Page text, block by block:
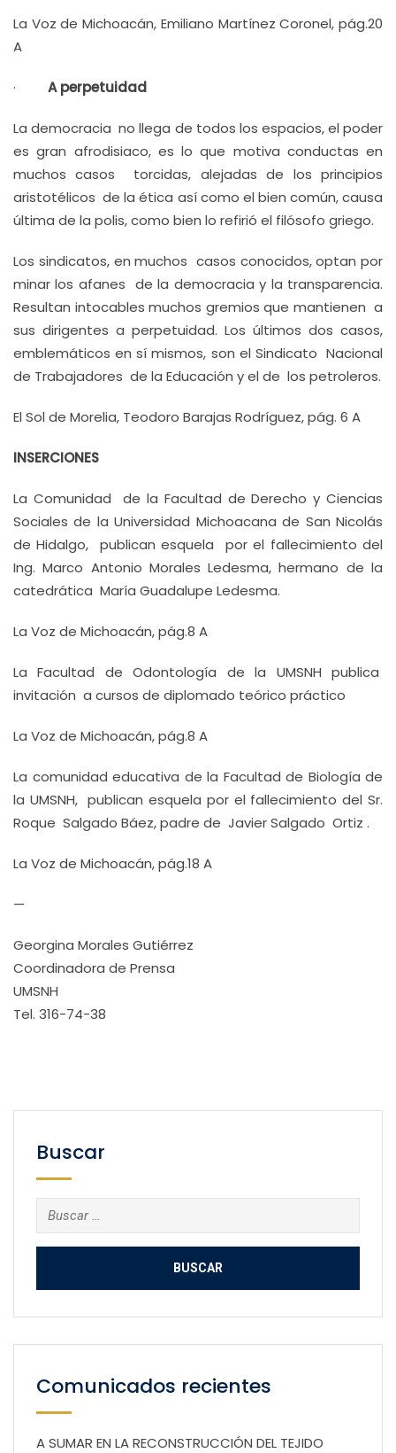
La Voz de Michoacán, Emiliano Martínez Coronel, pág.20
A
· A perpetuidad
La democracia no llega de todos los espacios, el poder
es gran afrodisiaco, es lo que motiva conductas en
muchos casos torcidas, alejadas de los principios
aristotélicos de la ética así como el bien común, causa
última de la polis, como bien lo refirió el filósofo griego.
Los sindicatos, en muchos casos conocidos, optan por
minar los afanes de la democracia y la transparencia.
Resultan intocables muchos gremios que mantienen a
sus dirigentes a perpetuidad. Los últimos dos casos,
emblemáticos en sí mismos, son el Sindicato Nacional
de Trabajadores de la Educación y el de los petroleros.
El Sol de Morelia, Teodoro Barajas Rodríguez, pág. 6 A
INSERCIONES
La Comunidad de la Facultad de Derecho y Ciencias
Sociales de la Universidad Michoacana de San Nicolás
de Hidalgo, publican esquela por el fallecimiento del
Ing. Marco Antonio Morales Ledesma, hermano de la
catedrática María Guadalupe Ledesma.
La Voz de Michoacán, pág.8 A
La Facultad de Odontología de la UMSNH publica
invitación a cursos de diplomado teórico práctico
La Voz de Michoacán, pág.8 A
La comunidad educativa de la Facultad de Biología de
la UMSNH, publican esquela por el fallecimiento del Sr.
Roque Salgado Báez, padre de Javier Salgado Ortiz .
La Voz de Michoacán, pág.18 A
—
Georgina Morales Gutiérrez
Coordinadora de Prensa
UMSNH
Tel. 316-74-38
Buscar
Buscar:
Comunicados recientes
A SUMAR EN LA RECONSTRUCCIÓN DEL TEJIDO